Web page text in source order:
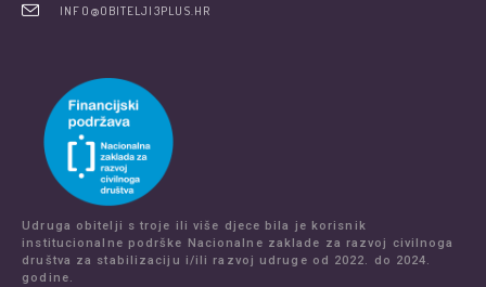
INFO@OBITELJI3PLUS.HR
Udruga obitelji s troje ili više djece bila je korisnik
institucionalne podrške Nacionalne zaklade za razvoj civilnoga
društva za stabilizaciju i/ili razvoj udruge od 2022. do 2024.
godine.